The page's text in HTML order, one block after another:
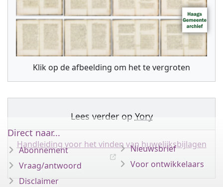
Klik op de afbeelding om het te vergroten
Lees verder op Yory
Handleiding voor het vinden van huwelijksbijlagen
Direct naar...
Abonnement
Vraag/antwoord
Disclaimer
Nieuwsbrief
Voor ontwikkelaars